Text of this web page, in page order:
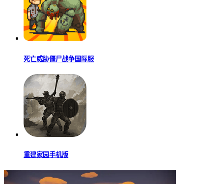
死亡威胁僵尸战争国际服
重建家园手机版